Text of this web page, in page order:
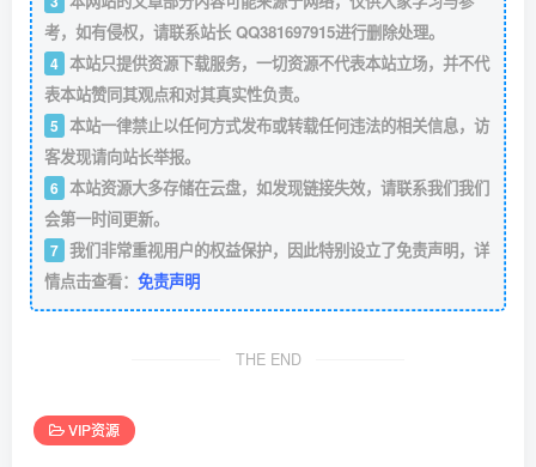
考，如有侵权，请联系站长 QQ381697915进行删除处理。
4 本站只提供资源下载服务，一切资源不代表本站立场，并不代
表本站赞同其观点和对其真实性负责。
5 本站一律禁止以任何方式发布或转载任何违法的相关信息，访
客发现请向站长举报。
6 本站资源大多存储在云盘，如发现链接失效，请联系我们我们
会第一时间更新。
7 我们非常重视用户的权益保护，因此特别设立了免责声明，详
情点击查看： 免责声明
THE END
VIP资源